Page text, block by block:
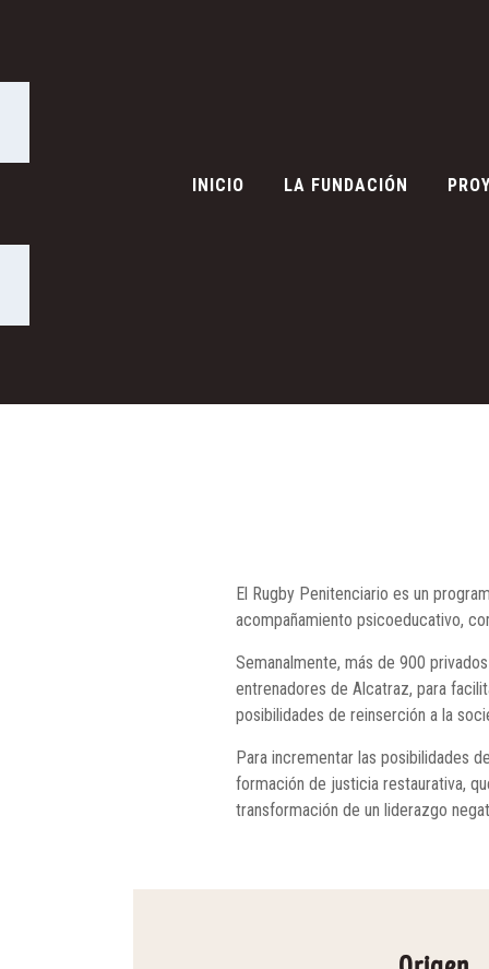
INICIO LA FUNDACIÓN
El Rugby Penitenciario es un
acompañamiento psicoeducativo,
Semanalmente, más de 900
entrenadores de Alcatraz, para
posibilidades de reinserción a la
Para incrementar las posibilidades
formación de justicia restaurativa,
transformación de un liderazgo